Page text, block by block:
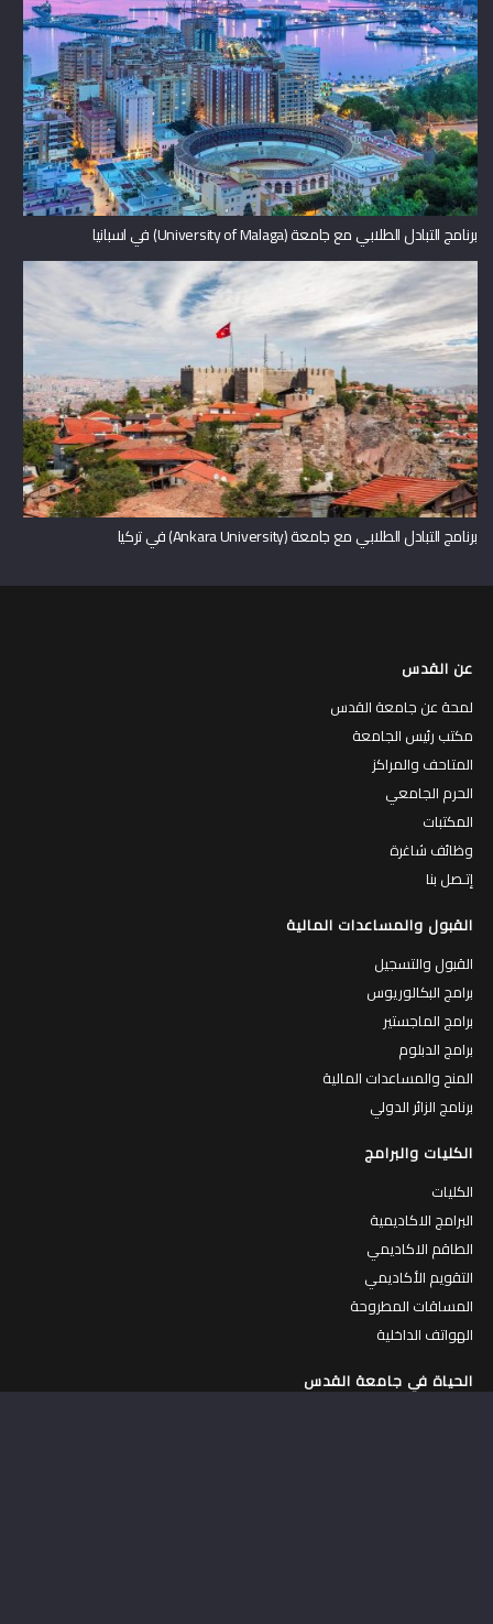
برنامج التبادل الطلابي مع جامعة (University of Malaga) في اسبانيا
برنامج التبادل الطلابي مع جامعة (Ankara University) في تركيا
عن القدس
لمحة عن جامعة القدس
مكتب رئيس الجامعة
المتاحف والمراكز
الحرم الجامعي
المكتبات
وظائف شاغرة
إتـصل بنا
القبول والمساعدات المالية
القبول والتسجيل
برامج البكالوريوس
برامج الماجستير
برامج الدبلوم
المنح والمساعدات المالية
برنامج الزائر الدولي
الكليات والبرامج
الكليات
البرامج الاكاديمية
الطاقم الاكاديمي
التقويم الأكاديمي
المساقات المطروحة
الهواتف الداخلية
الحياة في جامعة القدس